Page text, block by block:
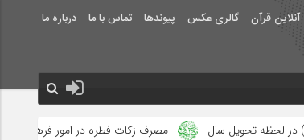
قرآن گالری عکس پیوندها تماس با ما درباره ما
مصرف زکات فطره در امور فرهنگی جلوه‌های بزرگ